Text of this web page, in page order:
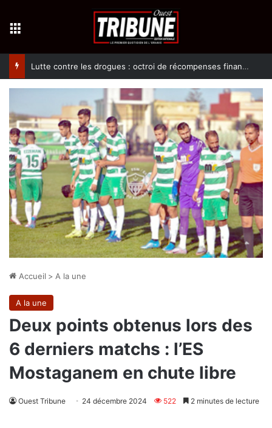
Lutte contre les drogues : octroi de récompenses financières aux dénonciateurs de trafiquants
Accueil > A la une
A la une
Deux points obtenus lors des
6 derniers matchs : l’ES
Mostaganem en chute libre
Ouest Tribune 24 décembre 2024 522 2 minutes de lecture